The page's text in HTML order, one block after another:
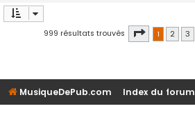
999 résultats trouvés Page 1sur25
1 2 3
MusiqueDePub.com
Index du forum